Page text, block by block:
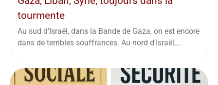
tourmente
Au sud d'Israël, dans la Bande de Gaza, on est encore
dans de terribles souffrances. Au nord d'Israël,...